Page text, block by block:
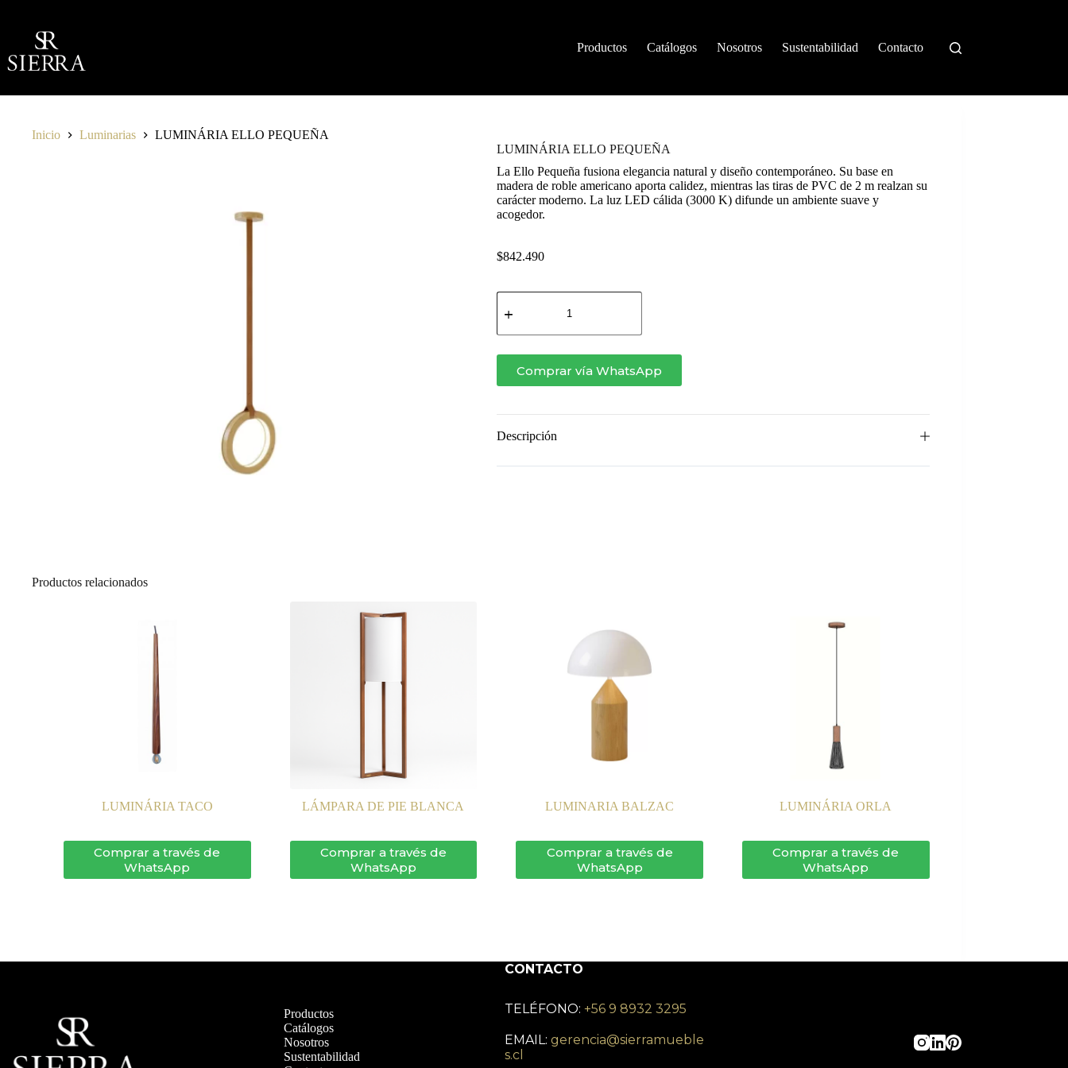
contenido
Productos
Catálogos Nosotros Sustentabilidad Contacto
Inicio Luminarias
LUMINÁRIA ELLO PEQUEÑA
LUMINÁRIA ELLO PEQUEÑA
La Ello Pequeña fusiona elegancia natural y diseño contemporáneo. Su base en
madera de roble americano aporta calidez, mientras las tiras de PVC de 2 m realzan su
carácter moderno. La luz LED cálida (3000 K) difunde un ambiente suave y
acogedor.
$842.490
LUMINÁRIA
ELLO
cantidad
Comprar vía WhatsApp
Descripción
Productos relacionados
LUMINÁRIA TACO
Comprar a través de
WhatsApp
LÁMPARA DE PIE BLANCA
Comprar a través de
WhatsApp
LUMINARIA BALZAC
Comprar a través de
WhatsApp
LUMINÁRIA ORLA
Comprar a través de
WhatsApp
Productos
Catálogos
Nosotros
Sustentabilidad
CONTACTO
TELÉFONO: +56 9 8932 3295
EMAIL: gerencia@sierramueble
s.cl